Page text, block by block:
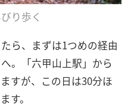
り歩く
ら、まずは1つめの経由
。「六甲山上駅」から
すが、この日は30分ほ
す。